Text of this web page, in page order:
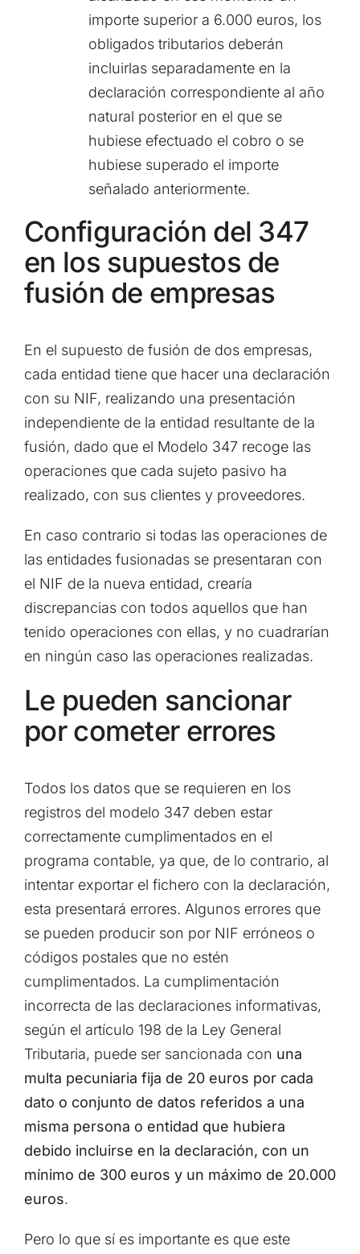
importe superior a 6.000 euros, los
obligados tributarios deberán
incluirlas separadamente en la
declaración correspondiente al año
natural posterior en el que se
hubiese efectuado el cobro o se
hubiese superado el importe
señalado anteriormente.
Configuración del 347
en los supuestos de
fusión de empresas
En el supuesto de fusión de dos empresas,
cada entidad tiene que hacer una declaración
con su NIF, realizando una presentación
independiente de la entidad resultante de la
fusión, dado que el Modelo 347 recoge las
operaciones que cada sujeto pasivo ha
realizado, con sus clientes y proveedores.
En caso contrario si todas las operaciones de
las entidades fusionadas se presentaran con
el NIF de la nueva entidad, crearía
discrepancias con todos aquellos que han
tenido operaciones con ellas, y no cuadrarían
en ningún caso las operaciones realizadas.
Le pueden sancionar
por cometer errores
Todos los datos que se requieren en los
registros del modelo 347 deben estar
correctamente cumplimentados en el
programa contable, ya que, de lo contrario, al
intentar exportar el fichero con la declaración,
esta presentará errores. Algunos errores que
se pueden producir son por NIF erróneos o
códigos postales que no estén
cumplimentados. La cumplimentación
incorrecta de las declaraciones informativas,
según el artículo 198 de la Ley General
Tributaria, puede ser sancionada con una
multa pecuniaria fija de 20 euros por cada
dato o conjunto de datos referidos a una
misma persona o entidad que hubiera
debido incluirse en la declaración, con un
mínimo de 300 euros y un máximo de 20.000
euros.
Pero lo que sí es importante es que este